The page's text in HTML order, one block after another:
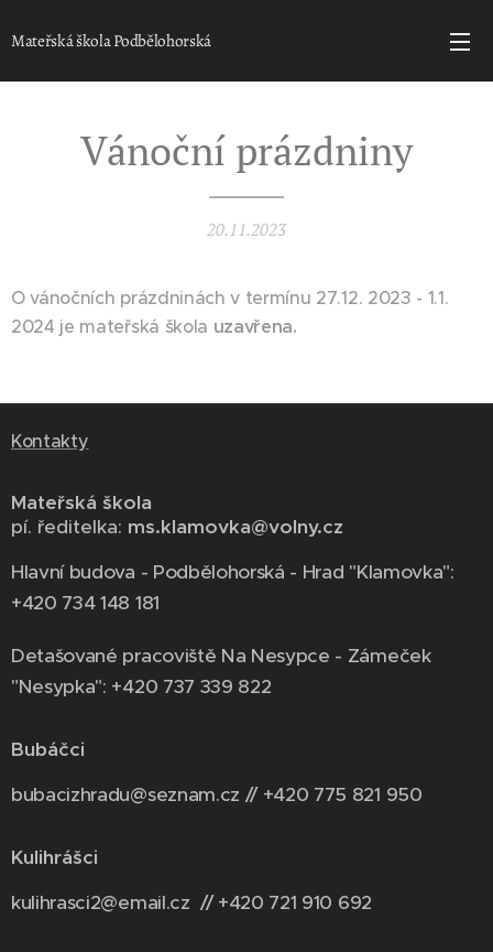
Mateřská škola Podbělohorská
Vánoční prázdniny
20.11.2023
O vánočních prázdninách v termínu 27.12. 2023 - 1.1.
2024 je mateřská škola uzavřena.
Kontakty
Mateřská škola
pí. ředitelka: ms.klamovka@volny.cz
Hlavní budova - Podbělohorská - Hrad "Klamovka":
+420 734 148 181
Detašované pracoviště Na Nesypce - Zámeček
"Nesypka": +420 737 339 822
Bubáčci
bubacizhradu@seznam.cz // +420 775 821 950
Kulihrášci
kulihrasci2@email.cz // +420 721 910 692